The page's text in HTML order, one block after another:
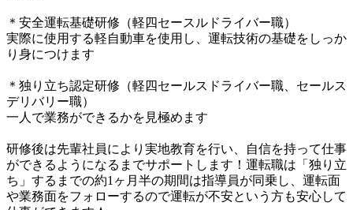
＊安全運転基礎研修（軽四セースルドライバー職）
実際に使用する軽自動車を使用し、運転技術の基礎をしっか
り身につけます
＊独り立ち認定研修（軽四セールスドライバー職、セールス
デリバリー職）
一人で業務ができるかを見極めます
研修後は先輩社員により実地教育を行い、自信を持って仕事
ができるようになるまでサポートします！運転職は「独り立
ち」するまでの約1ヶ月半の期間は指導員が同乗し、運転面
や業務面をフォローするので運転が不安という方も安心して